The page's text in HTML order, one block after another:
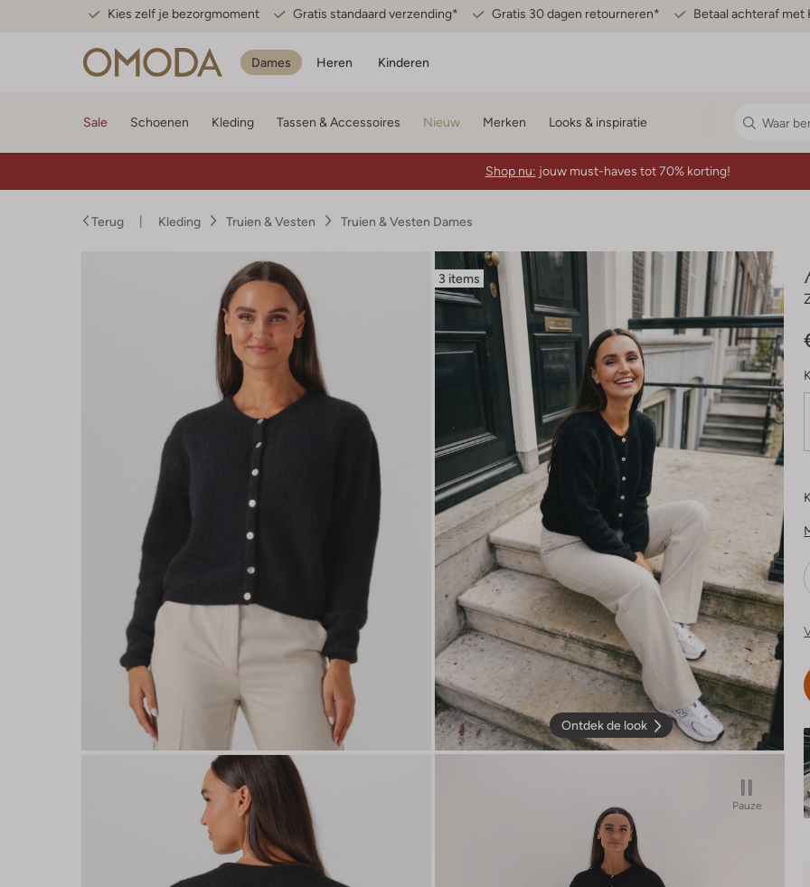
Kies zelf je bezorgmoment Gratis standaard verzending* Gratis 30 dagen retourneren* Betaal achteraf met
Dames Heren Kinderen
Sale Schoenen Kleding Tassen & Accessoires Nieuw Merken Looks & inspiratie
Shop nu: jouw must-haves tot 70% korting!
Terug Kleding Truien & Vesten Truien & Vesten Dames
3 items
Ontdek de look
Pauze